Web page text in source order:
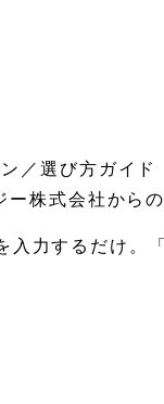
／選び方ガイド
株式会社からの
力するだけ。